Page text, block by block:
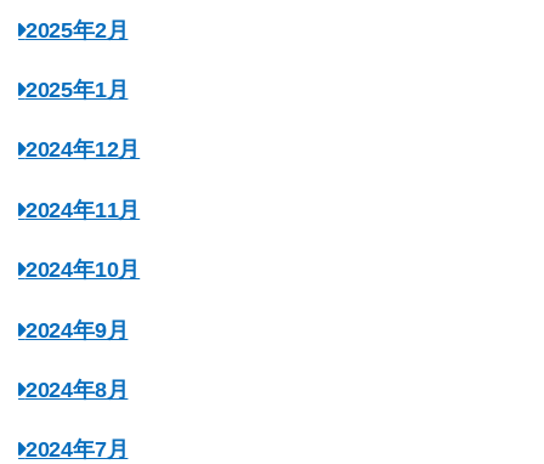
2025年2月
2025年1月
2024年12月
2024年11月
2024年10月
2024年9月
2024年8月
2024年7月